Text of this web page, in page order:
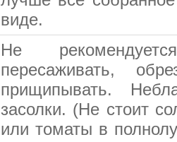
виде.
Не
пересаживать,
прищипывать.
засолки. (Не стоит
или томаты в